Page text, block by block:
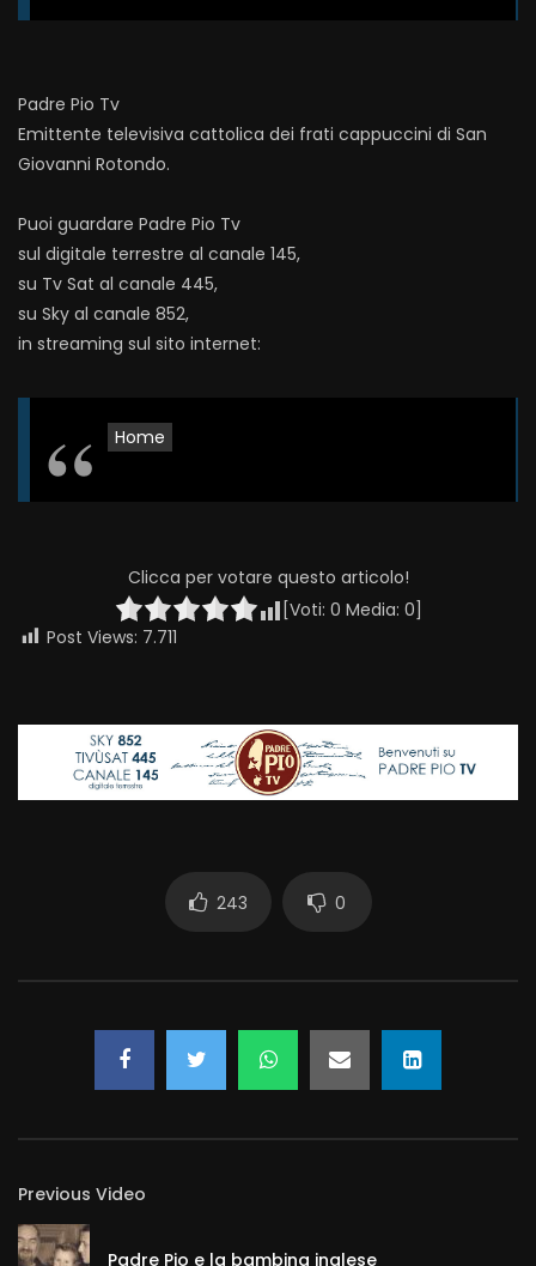
Padre Pio Tv
Emittente televisiva cattolica dei frati cappuccini di San
Giovanni Rotondo.
Puoi guardare Padre Pio Tv
sul digitale terrestre al canale 145,
su Tv Sat al canale 445,
su Sky al canale 852,
in streaming sul sito internet:
Home
Clicca per votare questo articolo!
[Voti: 0 Media: 0]
Post Views: 7.711
243 0
Previous Video
Padre Pio e la bambina inglese